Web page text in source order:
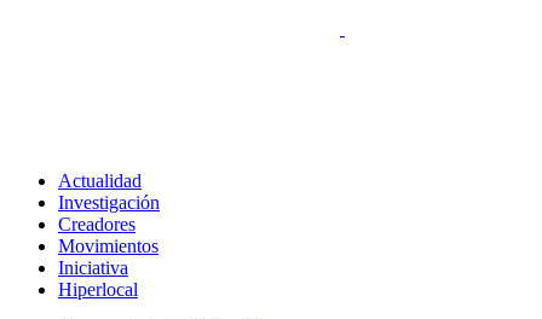
Actualidad
Investigación
Creadores
Movimientos
Iniciativa
Hiperlocal